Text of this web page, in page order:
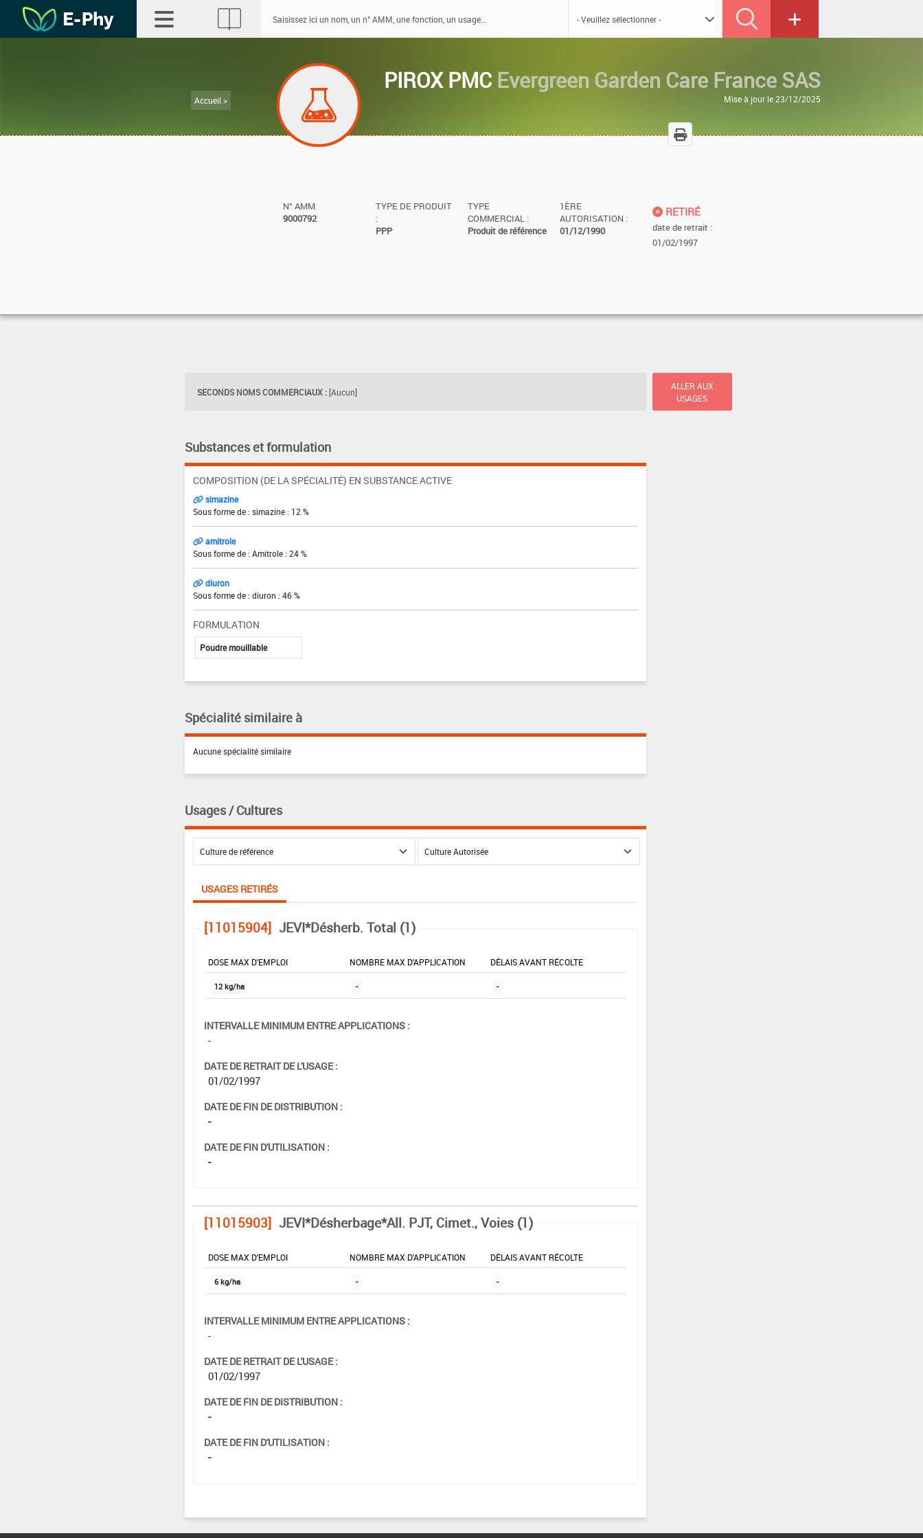
Accueil >
PIROX PMC Evergreen Garden Care France SAS
Mise à jour le 23/12/2025
N° AMM
9000792
TYPE DE PRODUIT
:
PPP
TYPE
COMMERCIAL :
Produit de référence
1ÈRE
AUTORISATION :
01/12/1990
RETIRÉ
date de retrait :
01/02/1997
SECONDS NOMS COMMERCIAUX : [Aucun]
ALLER AUX
USAGES
Substances et formulation
COMPOSITION (DE LA SPÉCIALITÉ) EN SUBSTANCE ACTIVE
simazine
Sous forme de : simazine : 12 %
amitrole
Sous forme de : Amitrole : 24 %
diuron
Sous forme de : diuron : 46 %
FORMULATION
Poudre mouillable
Spécialité similaire à
Aucune spécialité similaire
Usages / Cultures
USAGES RETIRÉS
[11015904] JEVI*Désherb. Total (1)
DOSE MAX D'EMPLOI NOMBRE MAX D'APPLICATION DÉLAIS AVANT RÉCOLTE
12 kg/ha - -
INTERVALLE MINIMUM ENTRE APPLICATIONS :
-
DATE DE RETRAIT DE L'USAGE :
01/02/1997
DATE DE FIN DE DISTRIBUTION :
-
DATE DE FIN D'UTILISATION :
-
[11015903] JEVI*Désherbage*All. PJT, Cimet., Voies (1)
DOSE MAX D'EMPLOI NOMBRE MAX D'APPLICATION DÉLAIS AVANT RÉCOLTE
6 kg/ha - -
INTERVALLE MINIMUM ENTRE APPLICATIONS :
-
DATE DE RETRAIT DE L'USAGE :
01/02/1997
DATE DE FIN DE DISTRIBUTION :
-
DATE DE FIN D'UTILISATION :
-